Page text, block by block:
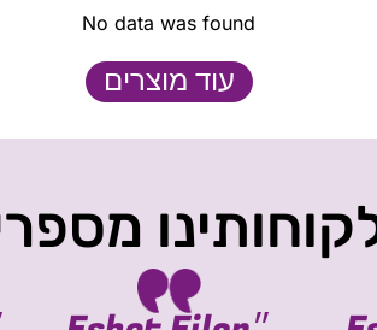
No data was found
עוד מוצרים